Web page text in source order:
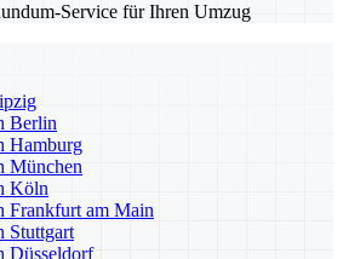
Service für Ihren Umzug
Berlin
Hamburg
München
Köln
Frankfurt am Main
Stuttgart
Düsseldorf